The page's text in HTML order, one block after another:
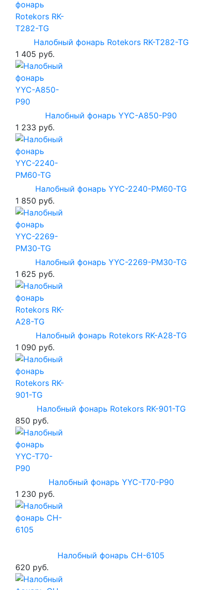
Налобный фонарь Rotekors RK-T282-TG
1 405 руб.
Налобный фонарь YYC-A850-P90
1 233 руб.
Налобный фонарь YYC-2240-PM60-TG
1 850 руб.
Налобный фонарь YYC-2269-PM30-TG
1 625 руб.
Налобный фонарь Rotekors RK-A28-TG
1 090 руб.
Налобный фонарь Rotekors RK-901-TG
850 руб.
Налобный фонарь YYC-T70-P90
1 230 руб.
Налобный фонарь CH-6105
620 руб.